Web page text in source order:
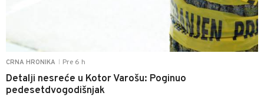
CRNA HRONIKA Pre 6 h
Detalji nesreće u Kotor Varošu: Poginuo
pedesetdvogodišnjak